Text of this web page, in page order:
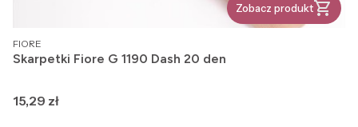
Zobacz produkt
PRODUCENT
FIORE
Skarpetki Fiore G 1190 Dash 20 den
Cena
15,29 zł